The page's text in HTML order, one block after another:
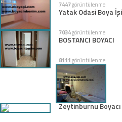
7447görüntülenme
Yatak Odasi Boya İşi
7034görüntülenme
BOSTANCI BOYACI
8111görüntülenme
Zeytinburnu Boyacı